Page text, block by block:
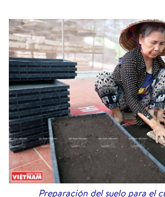
Preparación del suelo para el